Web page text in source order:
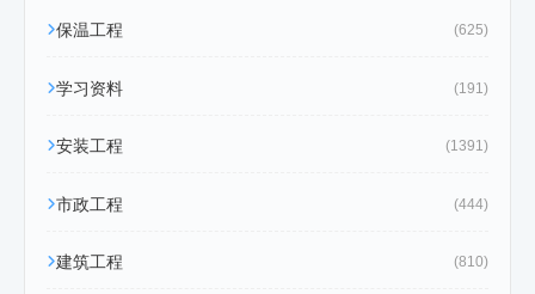
保温工程 (625)
学习资料 (191)
安装工程 (1391)
市政工程 (444)
建筑工程 (810)